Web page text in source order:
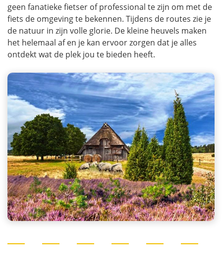
geen fanatieke fietser of professional te zijn om met de
fiets de omgeving te bekennen. Tijdens de routes zie je
de natuur in zijn volle glorie. De kleine heuvels maken
het helemaal af en je kan ervoor zorgen dat je alles
ontdekt wat de plek jou te bieden heeft.